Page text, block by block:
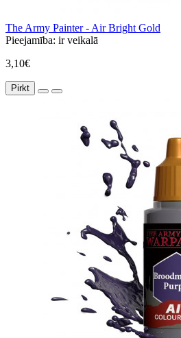
The Army Painter - Air Bright Gold
Pieejamība: ir veikalā
3,10€
Pirkt